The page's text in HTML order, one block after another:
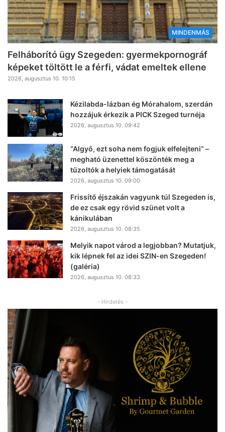
MINDENMÁS
Felháborító ügy Szegeden: gyermekpornográf
képeket töltött le a férfi, vádat emeltek ellene
2026, augusztus 10. 10:15
Kézilabda-lázban ég Mórahalom, szerdán
hozzájuk érkezik a PICK Szeged turnéja
2026, augusztus 10. 09:42
“Algyő, ezt soha nem fogjuk elfelejteni” –
megható üzenettel köszönték meg a
tűzoltók a helyiek támogatását
2026, augusztus 10. 09:00
Frissítő éjszakán vagyunk túl Szegeden is,
de ez csak egy rövid szünet volt a
kánikulában
2026, augusztus 10. 08:35
Melyik napot várod a legjobban? Mutatjuk,
kik lépnek fel az idei SZIN-en Szegeden!
(galéria)
2026, augusztus 10. 08:33
- Hirdetés -